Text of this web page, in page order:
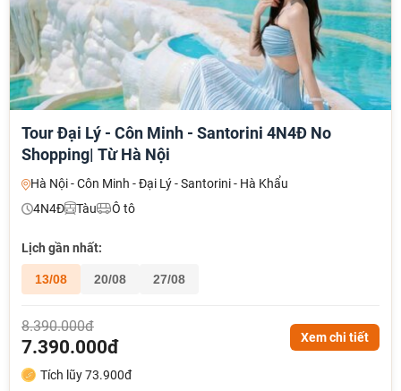
Tour Đại Lý - Côn Minh - Santorini 4N4Đ No
Shopping| Từ Hà Nội
Hà Nội - Côn Minh - Đại Lý - Santorini - Hà Khẩu
4N4Đ
Tàu Ô tô
Lịch gần nhất:
13/08 20/08 27/08
8.390.000đ
7.390.000đ Xem chi tiết
Tích lũy 73.900đ